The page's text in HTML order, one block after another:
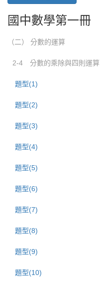
國中數學第一冊
（二） 分數的運算
2-4 分數的乘除與四則運算
題型(1)
題型(2)
題型(3)
題型(4)
題型(5)
題型(6)
題型(7)
題型(8)
題型(9)
題型(10)